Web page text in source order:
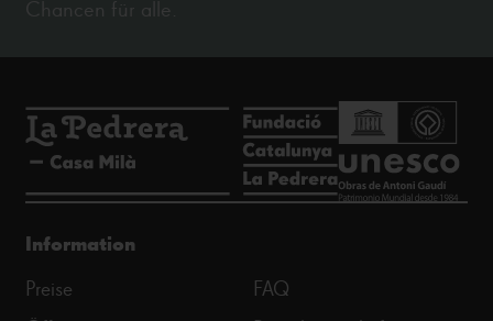
Chancen für alle.
Information
Preise
FAQ